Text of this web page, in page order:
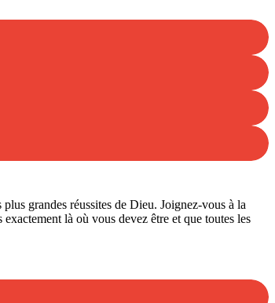
grandes réussites de Dieu. Joignez-vous à la
là où vous devez être et que toutes les